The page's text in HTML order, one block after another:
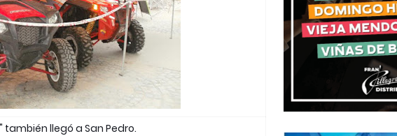
también llegó a San Pedro.